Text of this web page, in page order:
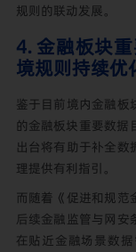
规则的联动发展。
4. 金融板块
境规则持续优
鉴于目前境内金融板
的金融板块重要数据
出台将有助于补全
理提供有利指引。
而随着《促进和规范
后续金融监管与网安
在贴近金融场景数